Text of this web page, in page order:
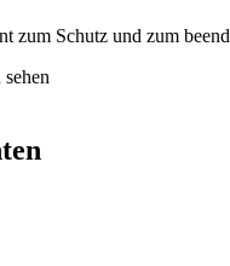
zum Schutz und zum